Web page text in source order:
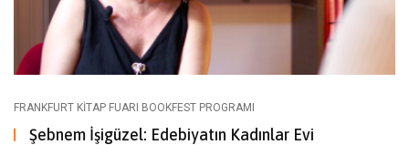
FRANKFURT KITAP FUARI BOOKFEST PROGRAMI
Şebnem İşigüzel: Edebiyatın Kadınlar Evi